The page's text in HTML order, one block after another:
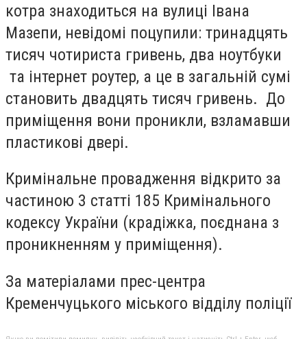
котра знаходиться на вулиці Івана
Мазепи, невідомі поцупили: тринадцять
тисяч чотириста гривень, два ноутбуки
та інтернет роутер, а це в загальній сумі
становить двадцять тисяч гривень. До
приміщення вони проникли, взламавши
пластикові двері.
Кримінальне провадження відкрито за
частиною 3 статті 185 Кримінального
кодексу України (крадіжка, поєднана з
проникненням у приміщення).
За матеріалами прес-центра
Кременчуцького міського відділу поліції